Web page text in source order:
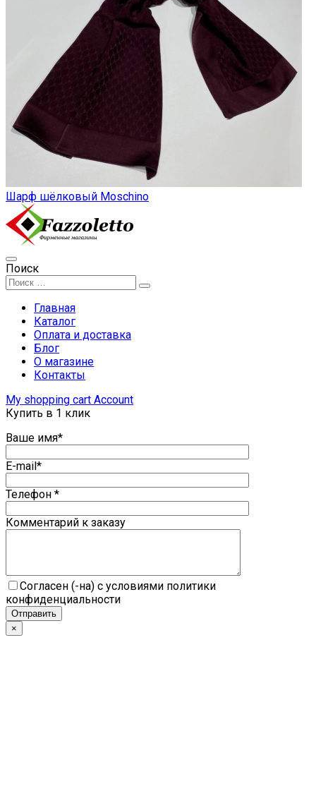
Шарф шёлковый Moschino
Поиск
Главная
Каталог
Оплата и доставка
Блог
О магазине
Контакты
My shopping cart Account
Купить в 1 клик
Ваше имя*
E-mail*
Телефон *
Комментарий к заказу
Согласен (-на) с условиями политики
конфиденциальности
×